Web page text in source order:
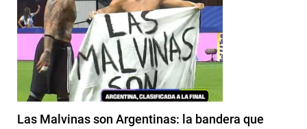
Las Malvinas son Argentinas: la bandera que